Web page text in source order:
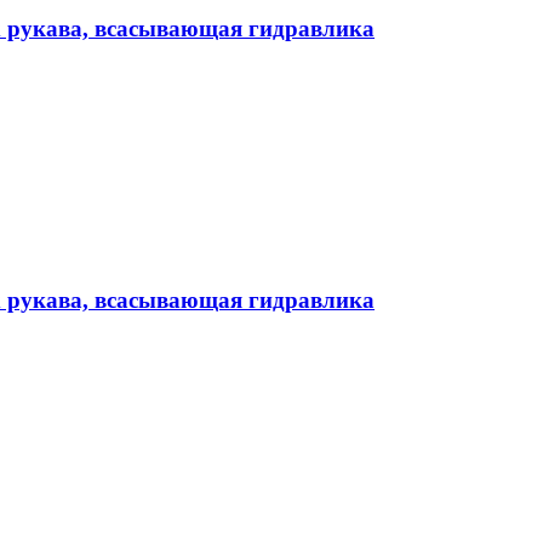
всасывающая гидравлика
всасывающая гидравлика